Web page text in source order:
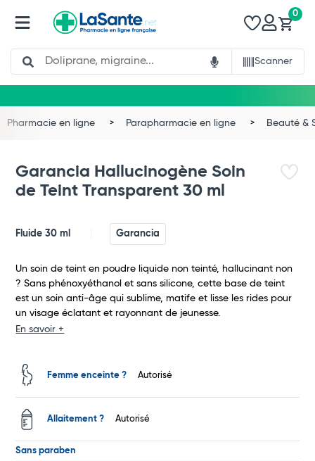
Search
Scanner
0
Pharmacie en ligne Parapharmacie en ligne Beauté &
Garancia Hallucinogène Soin
de Teint Transparent 30 ml
Fluide 30 ml Garancia
Un soin de teint en poudre liquide non teinté, hallucinant non
? Sans phénoxyéthanol et sans silicone, cette base de teint
est un soin anti-âge qui sublime, matife et lisse les rides pour
un visage éclatant et rayonnant de jeunesse.
En savoir +
Femme enceinte ? Autorisé
Allaitement ? Autorisé
Sans paraben